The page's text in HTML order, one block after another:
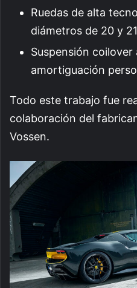
Ruedas de alta
diámetros de 20 y
Suspensión
amortiguación
Todo este trabajo fue
colaboración del
Vossen.